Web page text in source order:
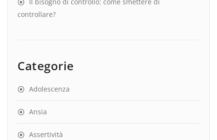
controllare?
Categorie
Adolescenza
Ansia
Assertività